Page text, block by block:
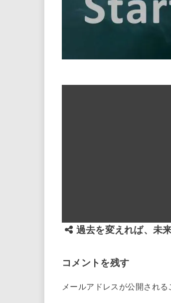
過去を変えれば、未
コメントを残す
メールアドレスが公開される